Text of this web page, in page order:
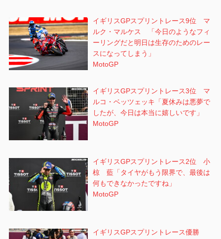
イギリスGPスプリントレース9位 マ
ルク・マルケス 「今日のようなフィ
ーリングだと明日は生存のためのレー
スになってしまう」
MotoGP
イギリスGPスプリントレース3位 マ
ルコ・ベッツェッキ「夏休みは悪夢で
したが、今日は本当に嬉しいです」
MotoGP
イギリスGPスプリントレース2位 小
椋 藍「タイヤがもう限界で、最後は
何もできなかったですね」
MotoGP
イギリスGPスプリントレース優勝